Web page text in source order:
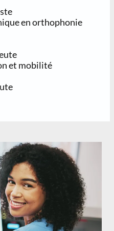
en orthophonie
et mobilité